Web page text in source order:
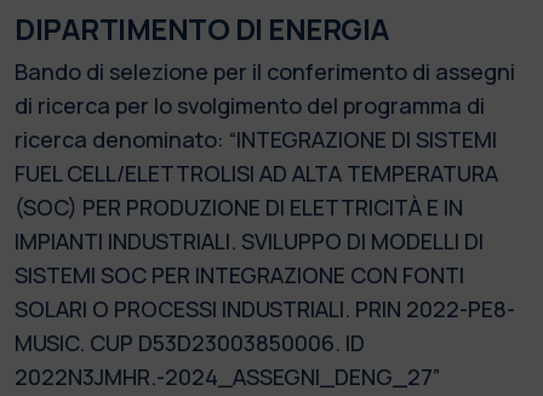
DIPARTIMENTO DI ENERGIA
Bando di selezione per il conferimento di assegni
di ricerca per lo svolgimento del programma di
ricerca denominato: “INTEGRAZIONE DI SISTEMI
FUEL CELL/ELETTROLISI AD ALTA TEMPERATURA
(SOC) PER PRODUZIONE DI ELETTRICITÀ E IN
IMPIANTI INDUSTRIALI. SVILUPPO DI MODELLI DI
SISTEMI SOC PER INTEGRAZIONE CON FONTI
SOLARI O PROCESSI INDUSTRIALI. PRIN 2022-PE8-
MUSIC. CUP D53D23003850006. ID
2022N3JMHR.-2024_ASSEGNI_DENG_27”